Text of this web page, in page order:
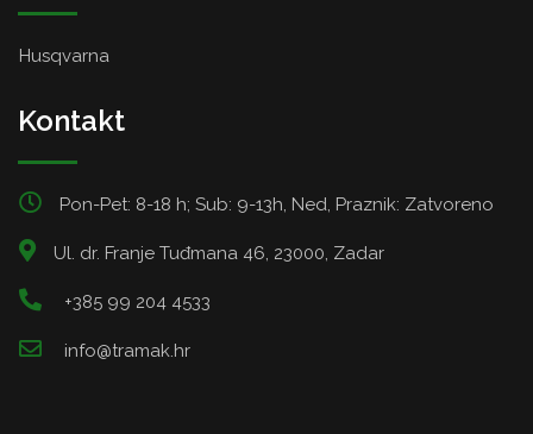
Husqvarna
Kontakt
Pon-Pet: 8-18 h; Sub: 9-13h, Ned, Praznik: Zatvoreno
Ul. dr. Franje Tuđmana 46, 23000, Zadar
+385 99 204 4533
info@tramak.hr